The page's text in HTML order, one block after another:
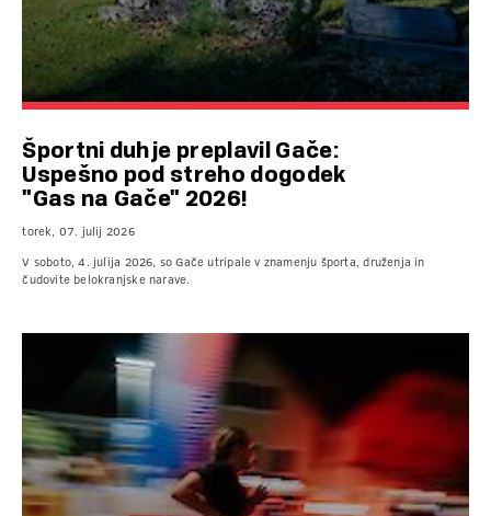
Športni duh je preplavil Gače:
Uspešno pod streho dogodek
"Gas na Gače" 2026!
torek, 07. julij 2026
V soboto, 4. julija 2026, so Gače utripale v znamenju športa, druženja in
čudovite belokranjske narave.